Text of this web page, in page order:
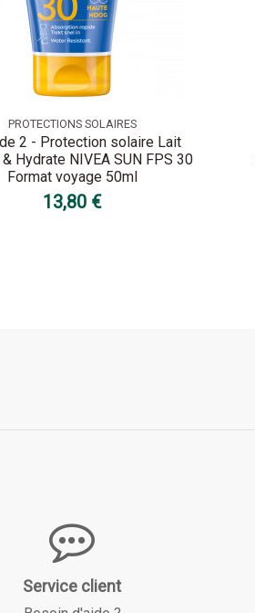
PROTECTIONS SOLAIRES
2 - Protection solaire Lait
Hydrate NIVEA SUN FPS 30
Format voyage 50ml
13,80 €
Service client